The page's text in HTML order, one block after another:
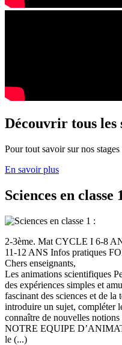
Découvrir tous les
Pour tout savoir sur nos
En savoir plus
Sciences en classe
2-3ème. Mat CYCLE I 6-8
11-12 ANS Infos pratiques
Chers enseignants,
Les animations scientifiques
des expériences simples et
fascinant des sciences et de
introduire un sujet, compléter
connaître de nouvelles
NOTRE EQUIPE
le (...)